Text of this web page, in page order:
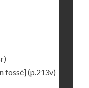
fossé](p.213v)